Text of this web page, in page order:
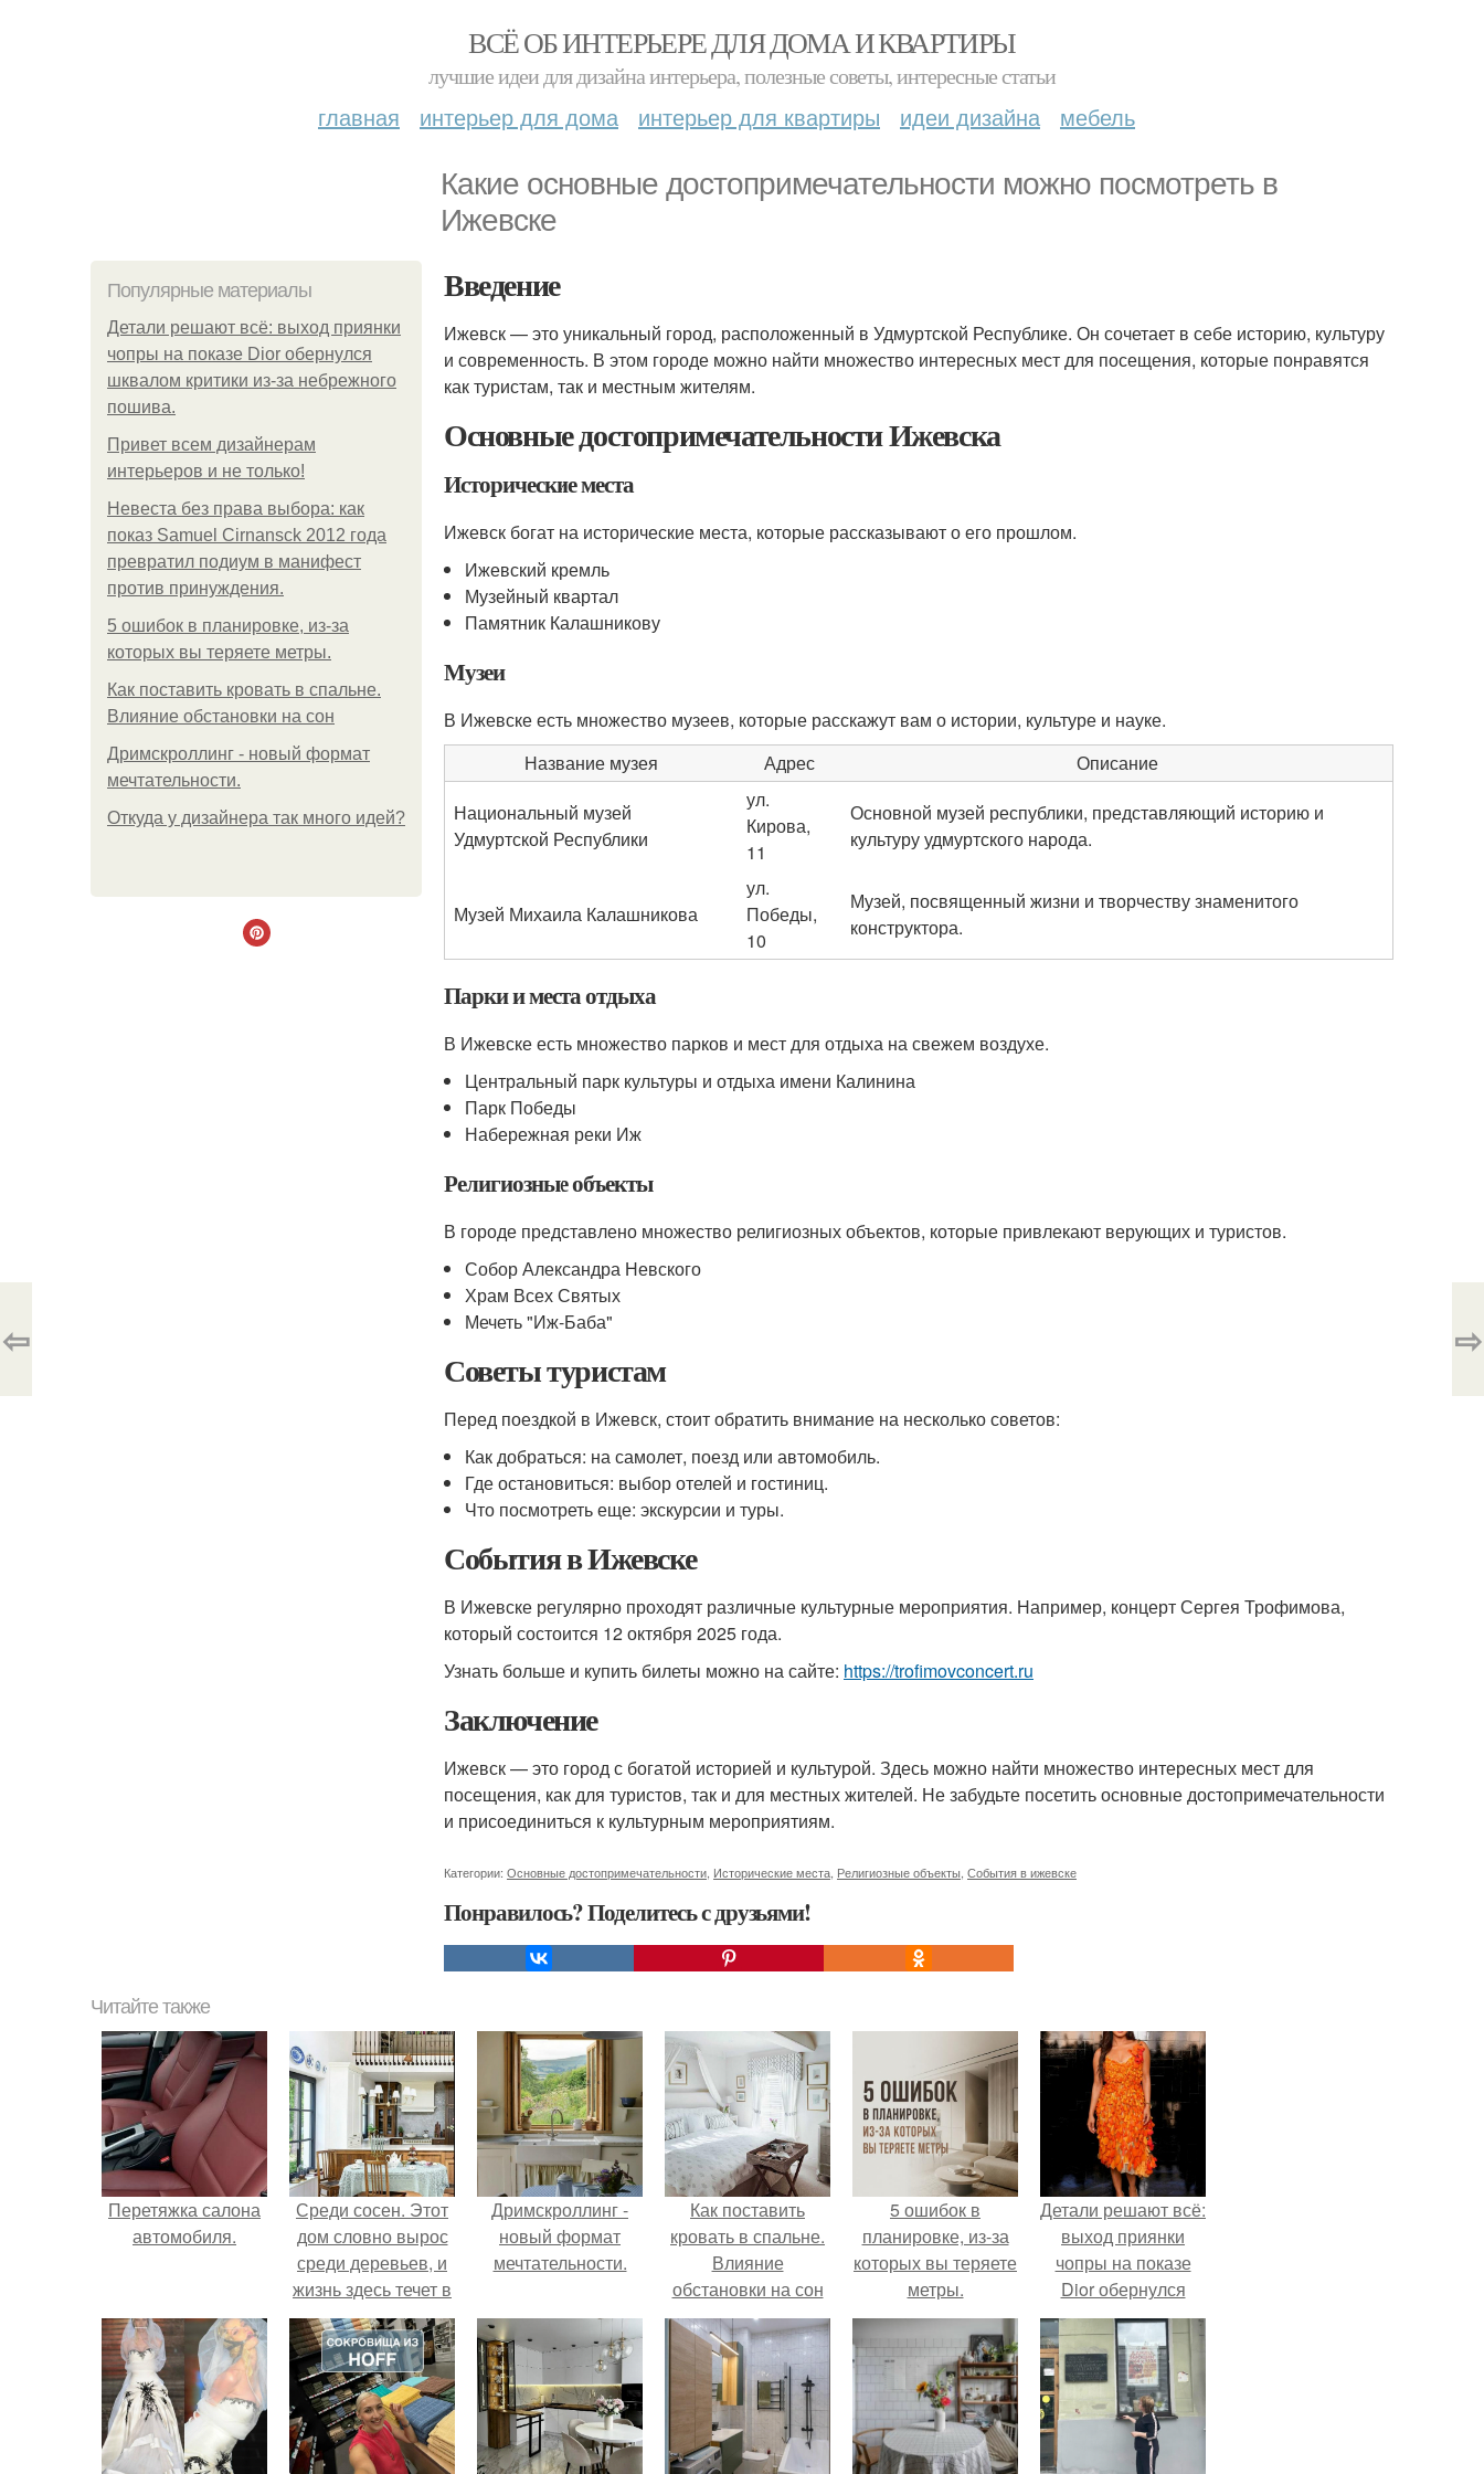
ВСЁ ОБ ИНТЕРЬЕРЕ ДЛЯ ДОМА И КВАРТИРЫ
лучшие идеи для дизайна интерьера, полезные советы, интересные статьи
главная интерьер для дома интерьер для квартиры идеи дизайна мебель
Какие основные достопримечательности можно посмотреть в
Ижевске
Популярные материалы
Детали решают всё: выход приянки
чопры на показе Dior обернулся
шквалом критики из-за небрежного
пошива.
Привет всем дизайнерам
интерьеров и не только!
Невеста без права выбора: как
показ Samuel Cirnansck 2012 года
превратил подиум в манифест
против принуждения.
5 ошибок в планировке, из-за
которых вы теряете метры.
Как поставить кровать в спальне.
Влияние обстановки на сон
Дримскроллинг - новый формат
мечтательности.
Откуда у дизайнера так много идей?
Введение
Ижевск — это уникальный город, расположенный в Удмуртской Республике. Он сочетает в себе историю, культуру
и современность. В этом городе можно найти множество интересных мест для посещения, которые понравятся
как туристам, так и местным жителям.
Основные достопримечательности Ижевска
Исторические места
Ижевск богат на исторические места, которые рассказывают о его прошлом.
Ижевский кремль
Музейный квартал
Памятник Калашникову
Музеи
В Ижевске есть множество музеев, которые расскажут вам о истории, культуре и науке.
Название музея
Адрес
Описание
Национальный музей
Удмуртской Республики
ул.
Кирова,
11
Основной музей республики, представляющий историю и
культуру удмуртского народа.
Музей Михаила Калашникова
ул.
Победы,
10
Музей, посвященный жизни и творчеству знаменитого
конструктора.
Парки и места отдыха
В Ижевске есть множество парков и мест для отдыха на свежем воздухе.
Центральный парк культуры и отдыха имени Калинина
Парк Победы
Набережная реки Иж
Религиозные объекты
В городе представлено множество религиозных объектов, которые привлекают верующих и туристов.
Собор Александра Невского
Храм Всех Святых
Мечеть "Иж-Баба"
Советы туристам
Перед поездкой в Ижевск, стоит обратить внимание на несколько советов:
Как добраться: на самолет, поезд или автомобиль.
Где остановиться: выбор отелей и гостиниц.
Что посмотреть еще: экскурсии и туры.
События в Ижевске
В Ижевске регулярно проходят различные культурные мероприятия. Например, концерт Сергея Трофимова,
который состоится 12 октября 2025 года.
Узнать больше и купить билеты можно на сайте: https://trofimovconcert.ru
Заключение
Ижевск — это город с богатой историей и культурой. Здесь можно найти множество интересных мест для
посещения, как для туристов, так и для местных жителей. Не забудьте посетить основные достопримечательности
и присоединиться к культурным мероприятиям.
Категории: Основные достопримечательности Исторические места Религиозные объекты События в ижевске
Понравилось? Поделитесь с друзьями!
⇦ ⇨
Читайте также
Перетяжка салона
автомобиля.
Среди сосен. Этот
дом словно вырос
среди деревьев, и
жизнь здесь течет в
собственном ритме
- спокойно, без
спешки и лишнего
шума.
Дримскроллинг -
новый формат
мечтательности.
Как поставить
кровать в спальне.
Влияние
обстановки на сон
5 ошибок в
планировке, из-за
которых вы теряете
метры.
Детали решают всё:
выход приянки
чопры на показе
Dior обернулся
шквалом критики
из-за небрежного
пошива.